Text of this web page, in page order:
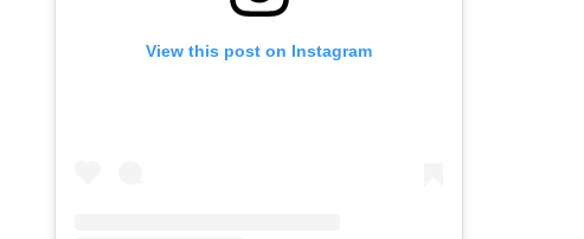
View this post on Instagram